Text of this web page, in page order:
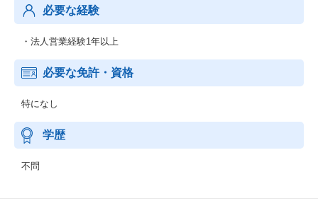
必要な経験
・法人営業経験1年以上
必要な免許・資格
特になし
学歴
不問